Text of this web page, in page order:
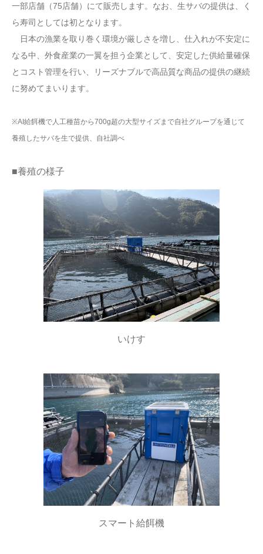
一部店舗（75店舗）にて販売します。なお、生サバの提供は、く
ら寿司としては初となります。
日本の漁業を取り巻く環境が厳しさを増し、仕入れが不安定に
なる中、外食産業の一翼を担う企業として、安定した供給量確保
とコスト管理を行い、リーズナブルで高品質な商品の提供の継続
に努めてまいります。
※AI給餌機で人工種苗から700g超の大型サイズまで自社グループを通じて
養殖したサバを生で提供、自社調べ
■養殖の様子
いけす
スマート給餌機